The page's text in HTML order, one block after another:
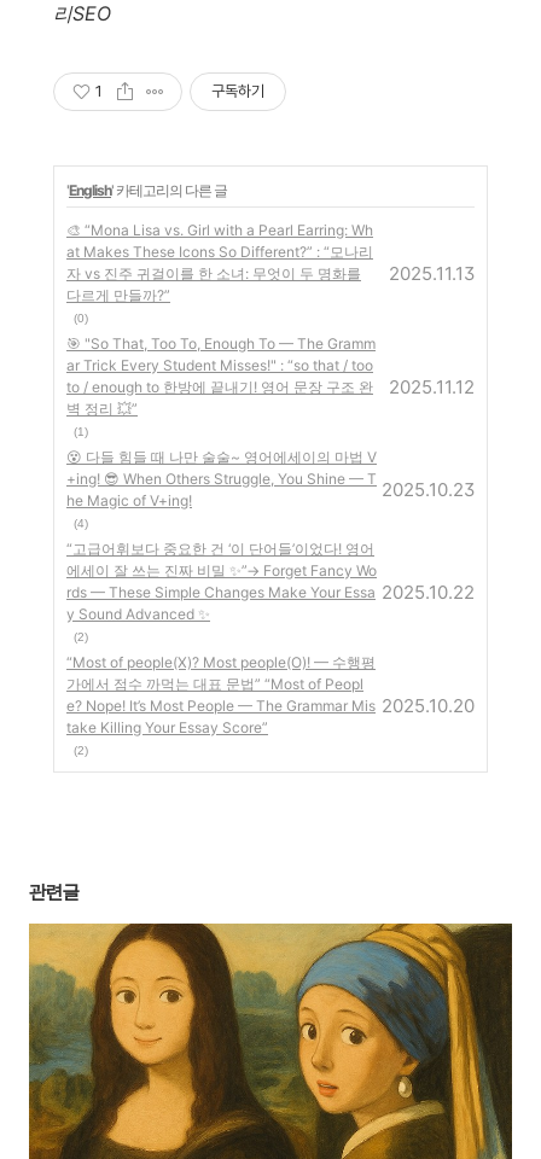
리SEO
1 구독하기
'English' 카테고리의 다른 글
🎨 “Mona Lisa vs. Girl with a Pearl Earring: Wh
at Makes These Icons So Different?” : “모나리
자 vs 진주 귀걸이를 한 소녀: 무엇이 두 명화를
다르게 만들까?”
(0)
2025.11.13
🎯 "So That, Too To, Enough To — The Gramm
ar Trick Every Student Misses!" : “so that / too
to / enough to 한방에 끝내기! 영어 문장 구조 완
벽 정리 💥”
(1)
2025.11.12
😵 다들 힘들 때 나만 술술~ 영어에세이의 마법 V
+ing! 😎 When Others Struggle, You Shine — T
he Magic of V+ing!
(4)
2025.10.23
“고급어휘보다 중요한 건 ‘이 단어들’이었다! 영어
에세이 잘 쓰는 진짜 비밀 ✨”→ Forget Fancy Wo
rds — These Simple Changes Make Your Essa
y Sound Advanced ✨
(2)
2025.10.22
“Most of people(X)? Most people(O)! — 수행평
가에서 점수 까먹는 대표 문법” “Most of Peopl
e? Nope! It’s Most People — The Grammar Mis
take Killing Your Essay Score”
(2)
2025.10.20
관련글